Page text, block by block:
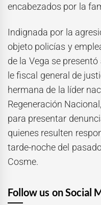
encabezados por la
Indignada por la
objeto policías y
de la Vega se
le fiscal general de
hermana de la líder
Regeneración
para presentar
quienes resulten
tarde-noche del
Cosme.
Follow us on Social